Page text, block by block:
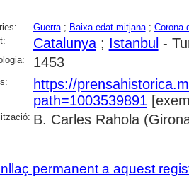
Guerra; Baixa edat mitjana; Corona
Catalunya; Istanbul -
1453
https://
path=1003539891
B. Carles Rahola
permanent a aquest